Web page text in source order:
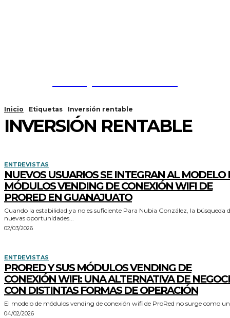
Inicio Etiquetas Inversión rentable
INVERSIÓN RENTABLE
ENTREVISTAS
NUEVOS USUARIOS SE INTEGRAN AL MODELO
MÓDULOS VENDING DE CONEXIÓN WIFI DE
PRORED EN GUANAJUATO
Cuando la estabilidad ya no es suficiente Para Nubia González, la búsqueda de
nuevas oportunidades...
02/03/2026
ENTREVISTAS
PRORED Y SUS MÓDULOS VENDING DE
CONEXIÓN WIFI: UNA ALTERNATIVA DE
CON DISTINTAS FORMAS DE OPERACIÓN
El modelo de módulos vending de conexión wifi de ProRed no surge como
04/02/2026